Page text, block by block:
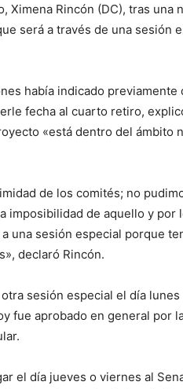
Ximena Rincón (DC), tras una
será a través de una sesión
había indicado
fecha al cuarto retiro,
«está dentro del ámbito
de los comités; no
imposibilidad de aquello y por
una sesión especial porque
declaró Rincón.
sesión especial el día lunes
fue aprobado en general por
el día jueves o viernes al